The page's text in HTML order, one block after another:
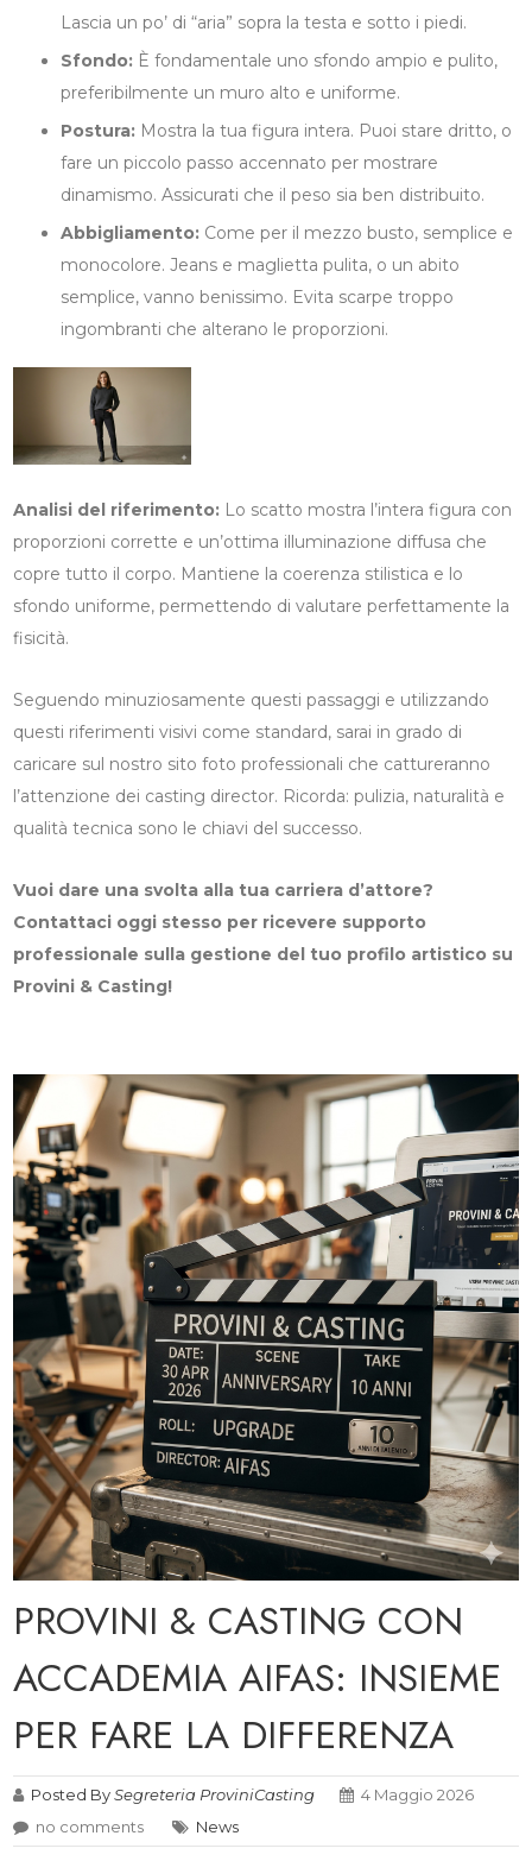
Lascia un po’ di “aria” sopra la testa e sotto i piedi.
Sfondo: È fondamentale uno sfondo ampio e pulito,
preferibilmente un muro alto e uniforme.
Postura: Mostra la tua figura intera. Puoi stare dritto, o
fare un piccolo passo accennato per mostrare
dinamismo. Assicurati che il peso sia ben distribuito.
Abbigliamento: Come per il mezzo busto, semplice e
monocolore. Jeans e maglietta pulita, o un abito
semplice, vanno benissimo. Evita scarpe troppo
ingombranti che alterano le proporzioni.
Analisi del riferimento: Lo scatto mostra l’intera figura con
proporzioni corrette e un’ottima illuminazione diffusa che
copre tutto il corpo. Mantiene la coerenza stilistica e lo
sfondo uniforme, permettendo di valutare perfettamente la
fisicità.
Seguendo minuziosamente questi passaggi e utilizzando
questi riferimenti visivi come standard, sarai in grado di
caricare sul nostro sito foto professionali che cattureranno
l’attenzione dei casting director. Ricorda: pulizia, naturalità e
qualità tecnica sono le chiavi del successo.
Vuoi dare una svolta alla tua carriera d’attore?
Contattaci oggi stesso per ricevere supporto
professionale sulla gestione del tuo profilo artistico su
Provini & Casting!
PROVINI & CASTING CON
ACCADEMIA AIFAS: INSIEME
PER FARE LA DIFFERENZA
Posted BySegreteria ProviniCasting
4 Maggio 2026
no comments
News